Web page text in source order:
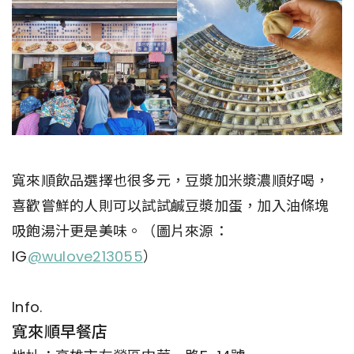
寬來順飲品選擇也很多元，豆漿加米漿濃順好喝，
喜歡嘗鮮的人則可以試試鹹豆漿加蛋，加入油條塊
吸飽湯汁更是美味。（圖片來源：
IG@wulove213055）
Info.
寬來順早餐店